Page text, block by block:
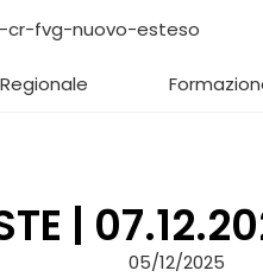
|
05/12/2025